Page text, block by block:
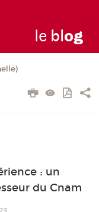
le blog
: un
du Cnam